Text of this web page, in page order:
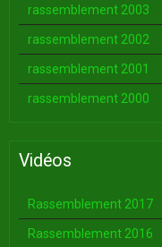
rassemblement 2003
rassemblement 2002
rassemblement 2001
rassemblement 2000
Vidéos
Rassemblement 2017
Rassemblement 2016